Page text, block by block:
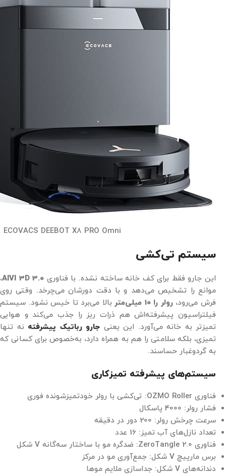
ECOVACS DEEBOT X8 PRO Omni
سیستم تی‌کشی
این جارو فقط برای کف خانه ساخته نشده. با فناوری AIVI 3D 3.0،
موانع را تشخیص می‌دهد و با دقت دورشان می‌چرخد. وقتی روی
فرش می‌رود،رولر را 10 میلی‌متر
بالا می‌برد تا خیس نشود. سیستم
فیلتراسیون پیشرفته‌اش هم ذرات ریز را جذب می‌کند و هوایی
تمیزتر به خانه می‌آورد. این یعنی جارو رباتیک پیشرفته نه تنها
تمیزی، بلکه سلامتی را هم به همراه دارد، به‌خصوص برای کسانی که
به گردوغبار حساسند.
سیستم‌های پیشرفته تمیزکاری
فناوری OZMO Roller: تی‌کشی با رولر خودتمیزشونده فوری
فشار رولر: 4000 پاسکال
سرعت چرخش رولر: 200 دور در دقیقه
تعداد نازل‌های آب تمیز: 16 عدد
فناوری ZeroTangle 2.0: ضدگره مو با ساختار سه‌گانه V شکل
برس مارپیچ V شکل: جمع‌آوری مو در مرکز
دندانه‌های V شکل: جداسازی ملایم موها